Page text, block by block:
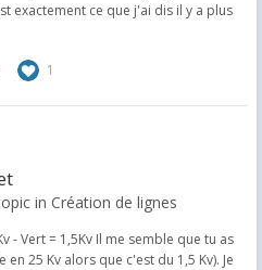
exactement ce que j'ai dis il y a plus
1
in Création de lignes
- Vert = 1,5Kv Il me semble que tu as
25 Kv alors que c'est du 1,5 Kv). Je